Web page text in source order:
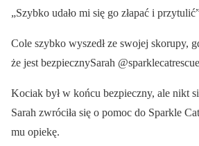
„Szybko udało mi się go złapać i
Cole szybko wyszedł ze swojej skorupy,
że jest bezpiecznySarah @sparklecatrescue
Kociak był w końcu bezpieczny, ale nikt
Sarah zwróciła się o pomoc do Sparkle
mu opiekę.